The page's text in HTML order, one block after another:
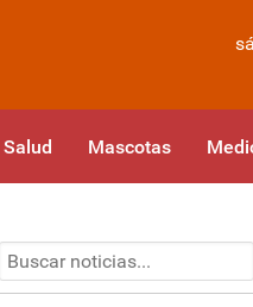
Salud Mascotas